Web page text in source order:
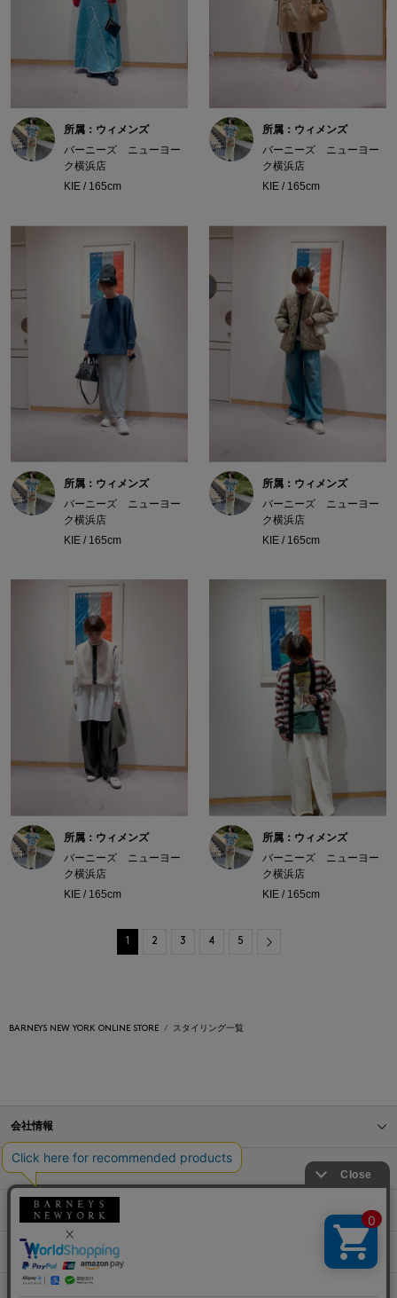
所属：ウィメンズ
バーニーズ ニューヨー
ク横浜店
KIE / 165cm
所属：ウィメンズ
バーニーズ ニューヨー
ク横浜店
KIE / 165cm
所属：ウィメンズ
バーニーズ ニューヨー
ク横浜店
KIE / 165cm
所属：ウィメンズ
バーニーズ ニューヨー
ク横浜店
KIE / 165cm
所属：ウィメンズ
バーニーズ ニューヨー
ク横浜店
KIE / 165cm
所属：ウィメンズ
バーニーズ ニューヨー
ク横浜店
KIE / 165cm
1 2 3 4 5 Next
BARNEYS NEW YORK ONLINE STORE スタイリング一覧
会社情報
オンラインストアショッピングガイド
店舗情報
サービス